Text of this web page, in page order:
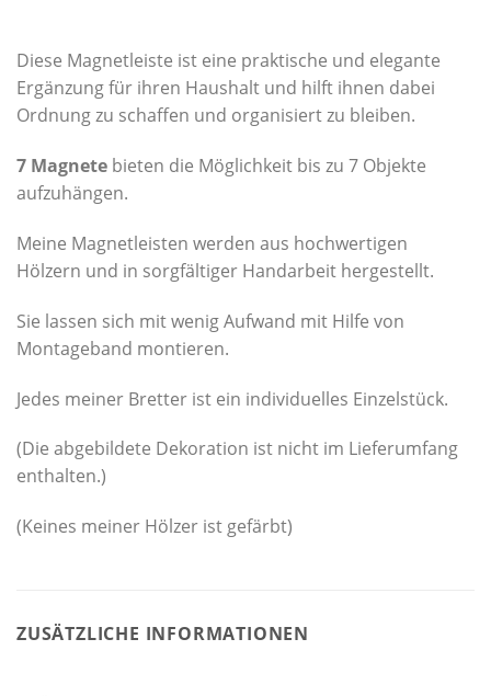
Diese Magnetleiste ist eine praktische und elegante
Ergänzung für ihren Haushalt und hilft ihnen dabei
Ordnung zu schaffen und organisiert zu bleiben.
7 Magnete bieten die Möglichkeit bis zu 7 Objekte
aufzuhängen.
Meine Magnetleisten werden aus hochwertigen
Hölzern und in sorgfältiger Handarbeit hergestellt.
Sie lassen sich mit wenig Aufwand mit Hilfe von
Montageband montieren.
Jedes meiner Bretter ist ein individuelles Einzelstück.
(Die abgebildete Dekoration ist nicht im Lieferumfang
enthalten.)
(Keines meiner Hölzer ist gefärbt)
ZUSÄTZLICHE INFORMATIONEN